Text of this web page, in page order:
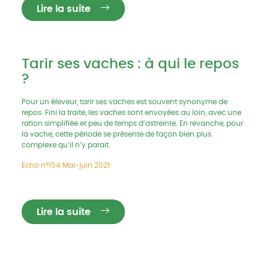
Lire la suite
Tarir ses vaches : à qui le repos
?
Pour un éleveur, tarir ses vaches est souvent synonyme de
repos. Fini la traite, les vaches sont envoyées au loin, avec une
ration simplifiée et peu de temps d’astreinte. En revanche, pour
la vache, cette période se présente de façon bien plus
complexe qu’il n’y parait.
Echo n°154 Mai-juin 2021
Lire la suite